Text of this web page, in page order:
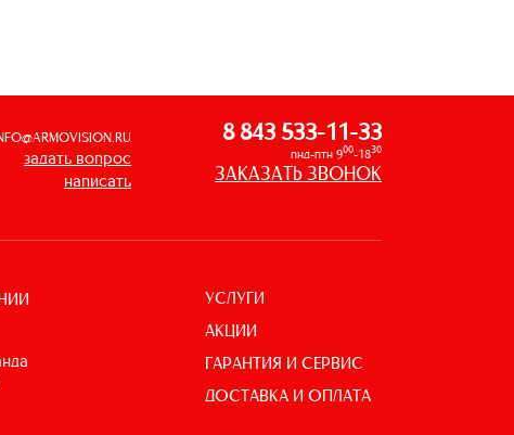
задать вопрос
написать
8 843 533-11-33
пнд-птн 900-1830
ЗАКАЗАТЬ ЗВОНОК
УСЛУГИ
АКЦИИ
ГАРАНТИЯ И СЕРВИС
ДОСТАВКА И ОПЛАТА